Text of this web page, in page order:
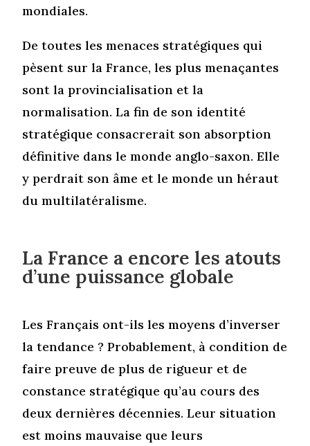
mondiales.
De toutes les menaces stratégiques qui
pèsent sur la France, les plus menaçantes
sont la provincialisation et la
normalisation. La fin de son identité
stratégique consacrerait son absorption
définitive dans le monde anglo-saxon. Elle
y perdrait son âme et le monde un héraut
du multilatéralisme.
La France a encore les atouts
d’une puissance globale
Les Français ont-ils les moyens d’inverser
la tendance ? Probablement, à condition de
faire preuve de plus de rigueur et de
constance stratégique qu’au cours des
deux dernières décennies. Leur situation
est moins mauvaise que leurs